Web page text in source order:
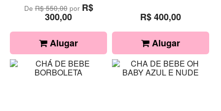
DeR$ 550,00por R$
300,00
Alugar
R$ 400,00
Alugar